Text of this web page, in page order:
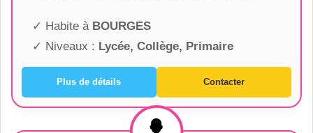
✓ Habite à BOURGES
✓ Niveaux : Lycée, Collège, Primaire
Plus de détails Contacter